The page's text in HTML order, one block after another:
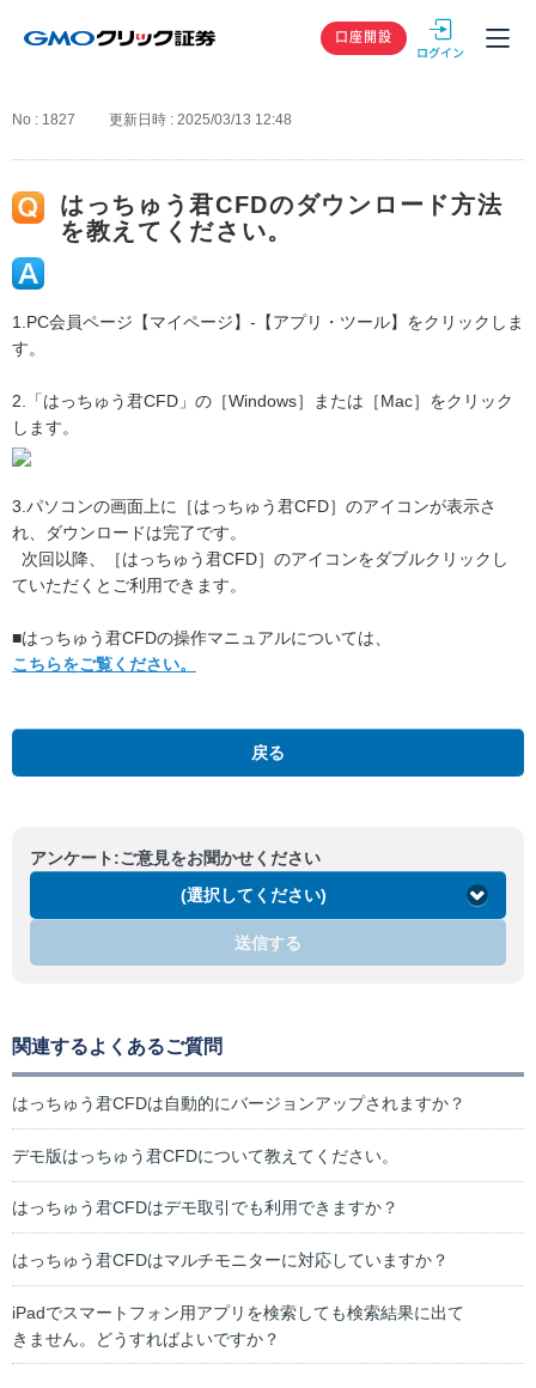
GMOクリック
口座開設
No : 1827 更新日時 : 2025/03/13 12:48
はっちゅう君CFDのダウンロード方法
を教えてください。
1.PC会員ページ【マイページ】-【アプリ・ツール】をクリックしま
す。
2.「はっちゅう君CFD」の［Windows］または［Mac］をクリック
します。
3.パソコンの画面上に［はっちゅう君CFD］のアイコンが表示さ
れ、ダウンロードは完了です。
次回以降、［はっちゅう君CFD］のアイコンをダブルクリックし
ていただくとご利用できます。
■はっちゅう君CFDの操作マニュアルについては、
こちらをご覧ください。
戻る
アンケート:ご意見をお聞かせください
(選択してください)
送信する
関連するよくあるご質問
はっちゅう君CFDは自動的にバージョンアップされますか？
デモ版はっちゅう君CFDについて教えてください。
はっちゅう君CFDはデモ取引でも利用できますか？
はっちゅう君CFDはマルチモニターに対応していますか？
iPadでスマートフォン用アプリを検索しても検索結果に出て
きません。どうすればよいですか？